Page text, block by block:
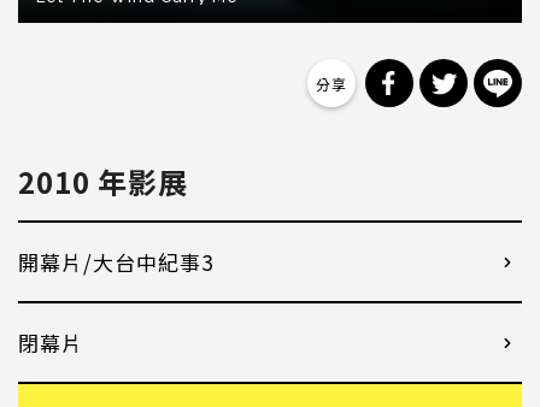
分享到分享到
2010 年影展
開幕片/大台中紀事3
閉幕片